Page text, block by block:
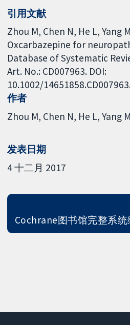
引用文献
Zhou M, Chen N, He L, Yang
Oxcarbazepine for
Database of Systematic
Art. No.: CD007963. DOI:
10.1002/
作者
Zhou M Chen N He L Yang M
发表日期
4 十二月 2017
Cochrane图书馆完整系统